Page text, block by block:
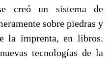
creó un sistema de
sobre piedras y
la imprenta, en libros.
tecnologías de la